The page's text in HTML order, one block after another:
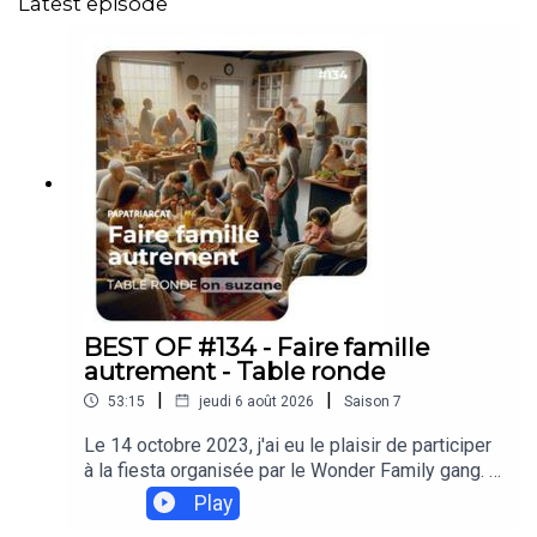
BEST OF #134 - Faire famille
autrement - Table ronde
53:15 | jeudi 6 août 2026 | Saison 7
Le 14 octobre 2023, j'ai eu le plaisir de participer
à la fiesta organisée par le Wonder Family gang. U
névénement autour de la parentalité avec bien ent
endu des ateliers très participatifs, des marques,
Play